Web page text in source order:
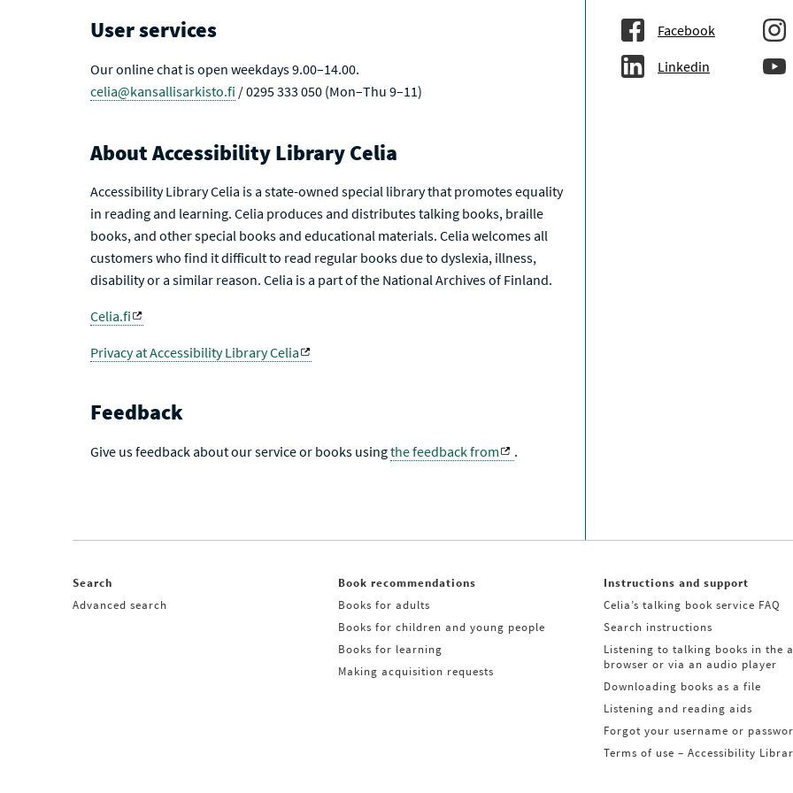
User services
Our online chat is open weekdays 9.00–14.00.
celia@kansallisarkisto.fi / 0295 333 050 (Mon–Thu 9–11)
About Accessibility Library Celia
Accessibility Library Celia is a state-owned special library that promotes equality
in reading and learning. Celia produces and distributes talking books, braille
books, and other special books and educational materials. Celia welcomes all
customers who find it difficult to read regular books due to dyslexia, illness,
disability or a similar reason. Celia is a part of the National Archives of Finland.
Celia.fi
Privacy at Accessibility Library Celia
Feedback
Give us feedback about our service or books usingthe feedback from .
Facebook
Linkedin
Search
Advanced search
Book recommendations
Books for adults
Books for children and young people
Books for learning
Making acquisition requests
Instructions and support
Celia’s talking book service FAQ
Search instructions
Listening to talking books in the
browser or via an audio player
Downloading books as a file
Listening and reading aids
Forgot your username or
Terms of use – Accessibility